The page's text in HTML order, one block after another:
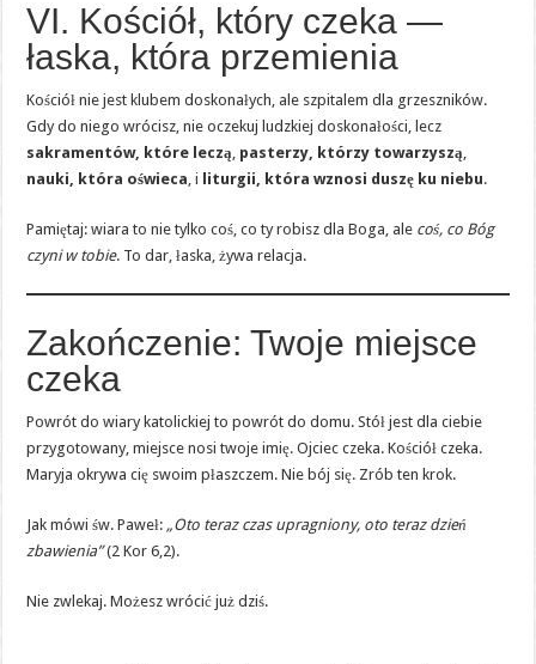
VI. Kościół, który czeka —
łaska, która przemienia
Kościół nie jest klubem doskonałych, ale szpitalem dla grzeszników.
Gdy do niego wrócisz, nie oczekuj ludzkiej doskonałości, lecz
sakramentów, które leczą, pasterzy, którzy towarzyszą,
nauki, która oświeca, i liturgii, która wznosi duszę ku niebu.
Pamiętaj: wiara to nie tylko coś, co ty robisz dla Boga, ale coś, co Bóg
czyni w tobie. To dar, łaska, żywa relacja.
Zakończenie: Twoje miejsce
czeka
Powrót do wiary katolickiej to powrót do domu. Stół jest dla ciebie
przygotowany, miejsce nosi twoje imię. Ojciec czeka. Kościół czeka.
Maryja okrywa cię swoim płaszczem. Nie bój się. Zrób ten krok.
Jak mówi św. Paweł: „Oto teraz czas upragniony, oto teraz dzień
zbawienia”(2 Kor 6,2).
Nie zwlekaj. Możesz wrócić już dziś.